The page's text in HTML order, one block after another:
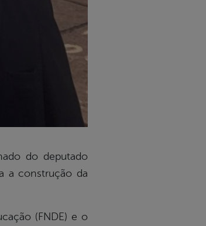
do deputado
a construção da
(FNDE) e o